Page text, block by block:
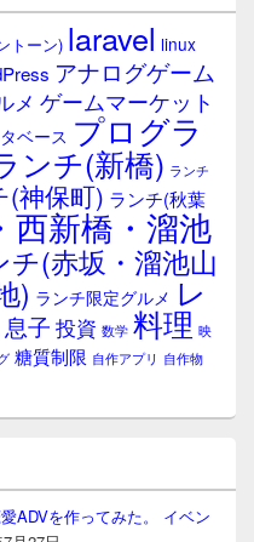
トーン) laravel linux
アナログゲーム
メ ゲームマーケット
ベース プログラ
ンチ(新橋) ランチ
(神保町) ランチ(秋葉
西新橋・溜池
チ(赤坂・溜池山
) ランチ限定グルメ レ
息子 投資 数学 料理 映
糖質制限 自作アプリ 自作物
ADVを作ってみた。 イベン